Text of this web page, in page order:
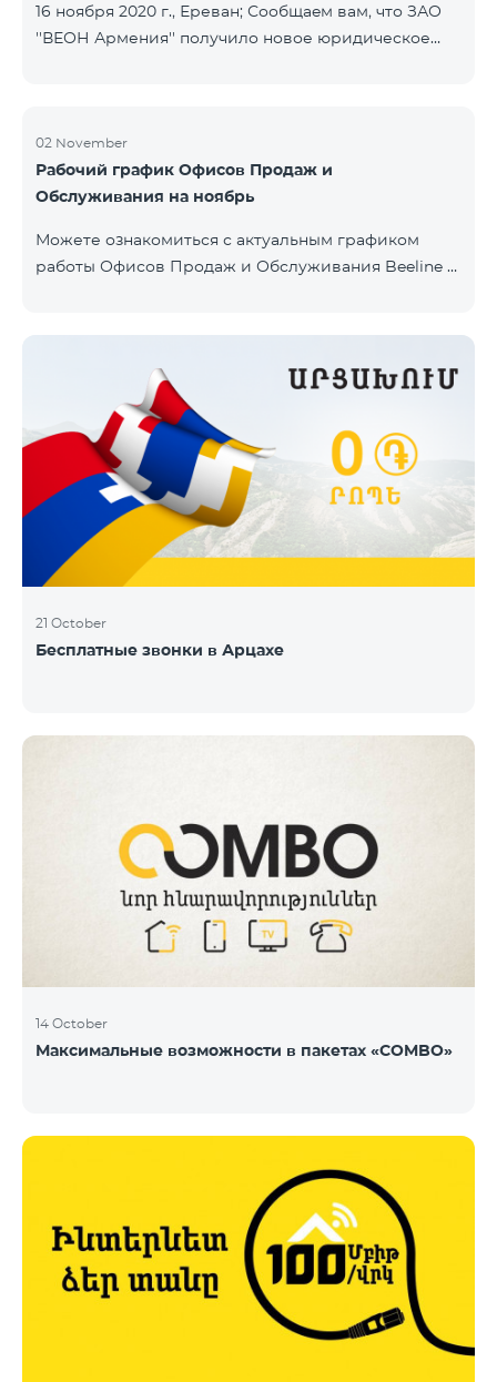
16 ноября 2020 г., Ереван; Сообщаeм вам, что ЗАО
''ВЕОН Армения'' получило новое юридическое
2020 года. Внесенное изменение никоим образом
не повлияет на права, обязанности и услуги,
предоставляемые компанией, которые будут
сообщаем, что компания сохранит свою
деятельность и будет предоставлять услуги под
02 November
Рабочий график Офисов Продаж и
Обслуживания на ноябрь
Можете ознакомиться с актуальным графиком
работы Офисов Продаж и Обслуживания Beeline в
21 October
Бесплатные звонки в Арцахе
14 October
Максимальные возможности в пакетах «COMBO»